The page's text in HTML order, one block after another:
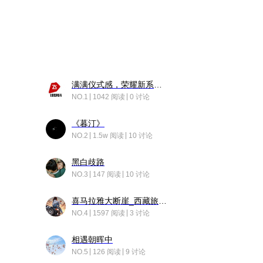
NO.1 1042 阅读 0 讨论
《暮汀》
NO.2 1.5w 阅读 10 讨论
黑白歧路
NO.3 147 阅读 10 讨论
NO.4 1597 阅读 3 讨论
相遇朝晖中
NO.5 126 阅读 9 讨论